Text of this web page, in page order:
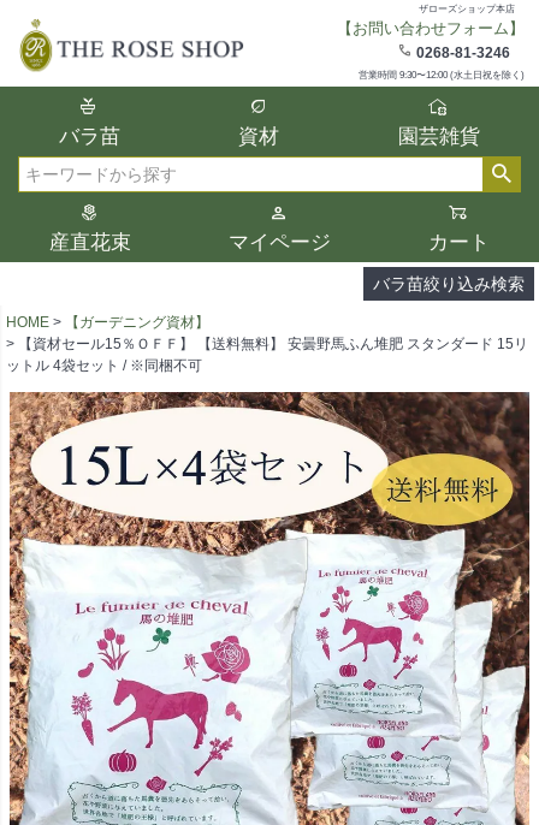
ザローズショップ本店
【お問い合わせフォーム】
0268-81-3246
営業時間 9:30〜12:00 (水土日祝を除く)
バラ苗 資材 園芸雑貨
産直花束 マイページ カート
バラ苗絞り込み検索
在庫
在庫ありのみ表示
検索
複数の条件を選択して絞り込み検索が可能
選択した項目全てに該当する品種のみ検索
結果に表示されます。
タイプ、カラー、ブランドなどは1つずつ選
択してください。
HOME
【ガーデニング資材】
【資材セール15％ＯＦＦ】 【送料無料】 安曇野馬ふん堆肥 スタンダード 15リ
ットル 4袋セット / ※同梱不可